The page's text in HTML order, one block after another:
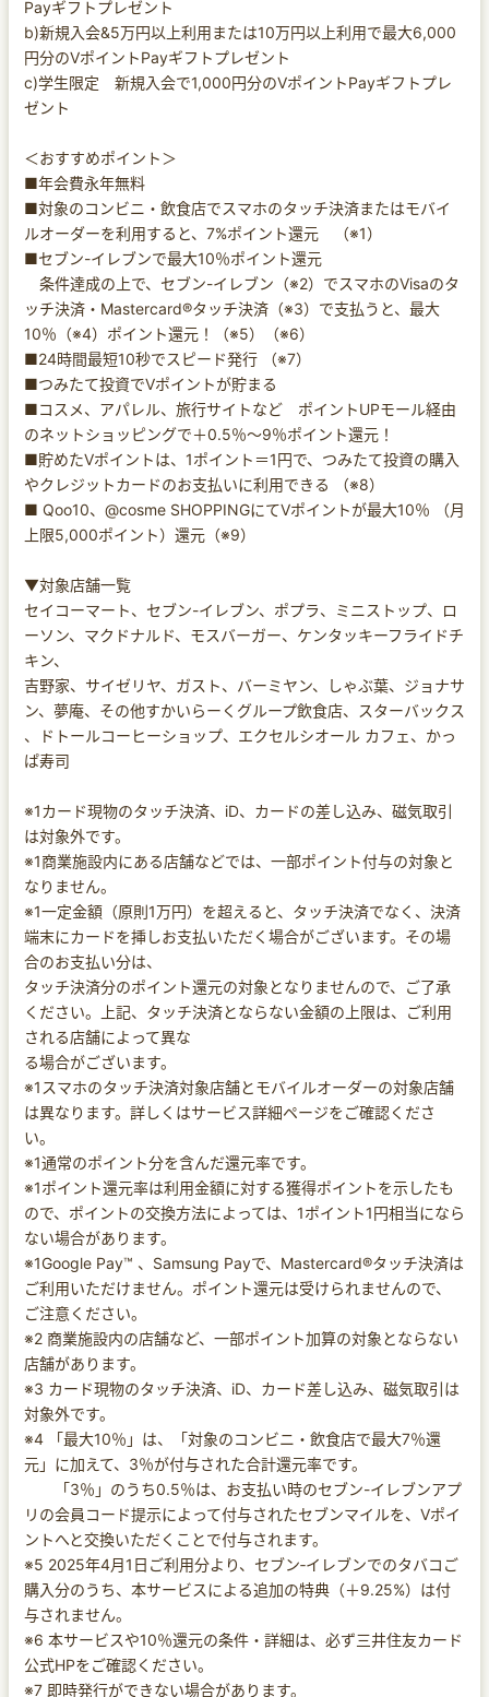
Payギフトプレゼント
b)新規入会&5万円以上利用または10万円以上利用で最大6,000
円分のVポイントPayギフトプレゼント
c)学生限定 新規入会で1,000円分のVポイントPayギフトプレ
ゼント
＜おすすめポイント＞
■年会費永年無料
■対象のコンビニ・飲食店でスマホのタッチ決済またはモバイ
ルオーダーを利用すると、7%ポイント還元 （※1）
■セブン-イレブンで最大10％ポイント還元
条件達成の上で、セブン-イレブン（※2）でスマホのVisaのタ
ッチ決済・Mastercard®タッチ決済（※3）で支払うと、最大
10％（※4）ポイント還元！（※5）（※6）
■24時間最短10秒でスピード発行 （※7）
■つみたて投資でVポイントが貯まる
■コスメ、アパレル、旅行サイトなど ポイントUPモール経由
のネットショッピングで＋0.5％～9％ポイント還元！
■貯めたVポイントは、1ポイント＝1円で、つみたて投資の購入
やクレジットカードのお支払いに利用できる （※8）
■ Qoo10、@cosme SHOPPINGにてVポイントが最大10％ （月
上限5,000ポイント）還元（※9）
▼対象店舗一覧
セイコーマート、セブン-イレブン、ポプラ、ミニストップ、ロ
ーソン、マクドナルド、モスバーガー、ケンタッキーフライドチ
キン、
吉野家、サイゼリヤ、ガスト、バーミヤン、しゃぶ葉、ジョナサ
ン、夢庵、その他すかいらーくグループ飲食店、スターバックス
、ドトールコーヒーショップ、エクセルシオール カフェ、かっ
ぱ寿司
※1カード現物のタッチ決済、iD、カードの差し込み、磁気取引
は対象外です。
※1商業施設内にある店舗などでは、一部ポイント付与の対象と
なりません。
※1一定金額（原則1万円）を超えると、タッチ決済でなく、決済
端末にカードを挿しお支払いただく場合がございます。その場
合のお支払い分は、
タッチ決済分のポイント還元の対象となりませんので、ご了承
ください。上記、タッチ決済とならない金額の上限は、ご利用
される店舗によって異な
る場合がございます。
※1スマホのタッチ決済対象店舗とモバイルオーダーの対象店舗
は異なります。詳しくはサービス詳細ページをご確認くださ
い。
※1通常のポイント分を含んだ還元率です。
※1ポイント還元率は利用金額に対する獲得ポイントを示したも
ので、ポイントの交換方法によっては、1ポイント1円相当になら
ない場合があります。
※1Google Pay™ 、Samsung Payで、Mastercard®タッチ決済は
ご利用いただけません。ポイント還元は受けられませんので、
ご注意ください。
※2 商業施設内の店舗など、一部ポイント加算の対象とならない
店舗があります。
※3 カード現物のタッチ決済、iD、カード差し込み、磁気取引は
対象外です。
※4 「最大10％」は、「対象のコンビニ・飲食店で最大7％還
元」に加えて、3％が付与された合計還元率です。
「3％」のうち0.5％は、お支払い時のセブン-イレブンアプ
リの会員コード提示によって付与されたセブンマイルを、Vポイ
ントへと交換いただくことで付与されます。
※5 2025年4月1日ご利用分より、セブン‐イレブンでのタバコご
購入分のうち、本サービスによる追加の特典（＋9.25%）は付
与されません。
※6 本サービスや10％還元の条件・詳細は、必ず三井住友カード
公式HPをご確認ください。
※7 即時発行ができない場合があります。